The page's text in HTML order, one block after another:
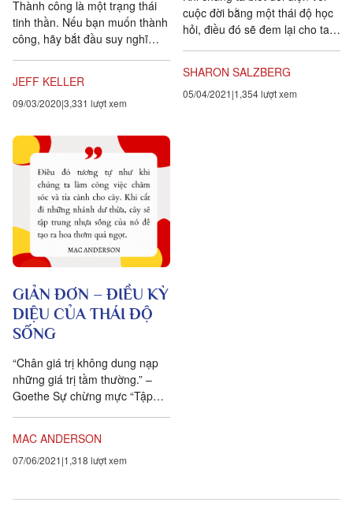
Thành công là một trạng thái
tinh thần. Nếu bạn muốn thành
công, hãy bắt đầu suy nghĩ
☘️ — 1....
JEFF KELLER
09/03/2020 3,331 lượt xem
cuộc đời bằng một thái độ học
hỏi, điều đó sẽ đem lại cho ta
thấy được một hạnh phúc lớn
mà ta chưa bao giờ biết tới.
SHARON SALZBERG
05/04/2021 1,354 lượt xem
GIẢN ĐƠN – ĐIỀU KỲ
DIỆU CỦA THÁI ĐỘ
SỐNG
“Chân giá trị không dung nạp
những giá trị tầm thường.” –
Goethe Sự chừng mực “Tập
MAC ANDERSON
07/06/2021 1,318 lượt xem